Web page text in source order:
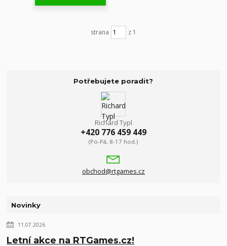
strana z 1
Potřebujete poradit?
Richard Typl
+420 776 459 449
(Po-Pá, 8-17 hod.)
obchod@rtgames.cz
Novinky
11.07.2026
Letní akce na RTGames.cz!